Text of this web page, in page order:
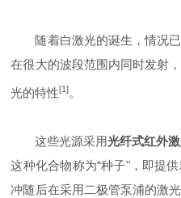
随着白激光的诞生，情况
在很大的波段范围内同时发射
光的特性[1]。
这些光源采用光纤式红外
这种化合物称为“种子"，即提
冲随后在采用二极管泵浦的激